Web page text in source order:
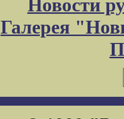
Новости
Галерея